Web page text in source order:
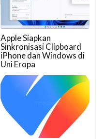
Apple Siapkan
Sinkronisasi Clipboard
iPhone dan Windows di
Uni Eropa